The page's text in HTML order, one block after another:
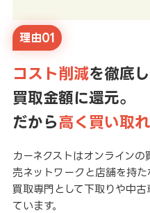
理由01
コスト削減を徹底し
買取金額に還元。
だから高く買い取
カーネクストはオンライン
売ネットワークと店舗を持た
買取専門として下取りや中
ています。